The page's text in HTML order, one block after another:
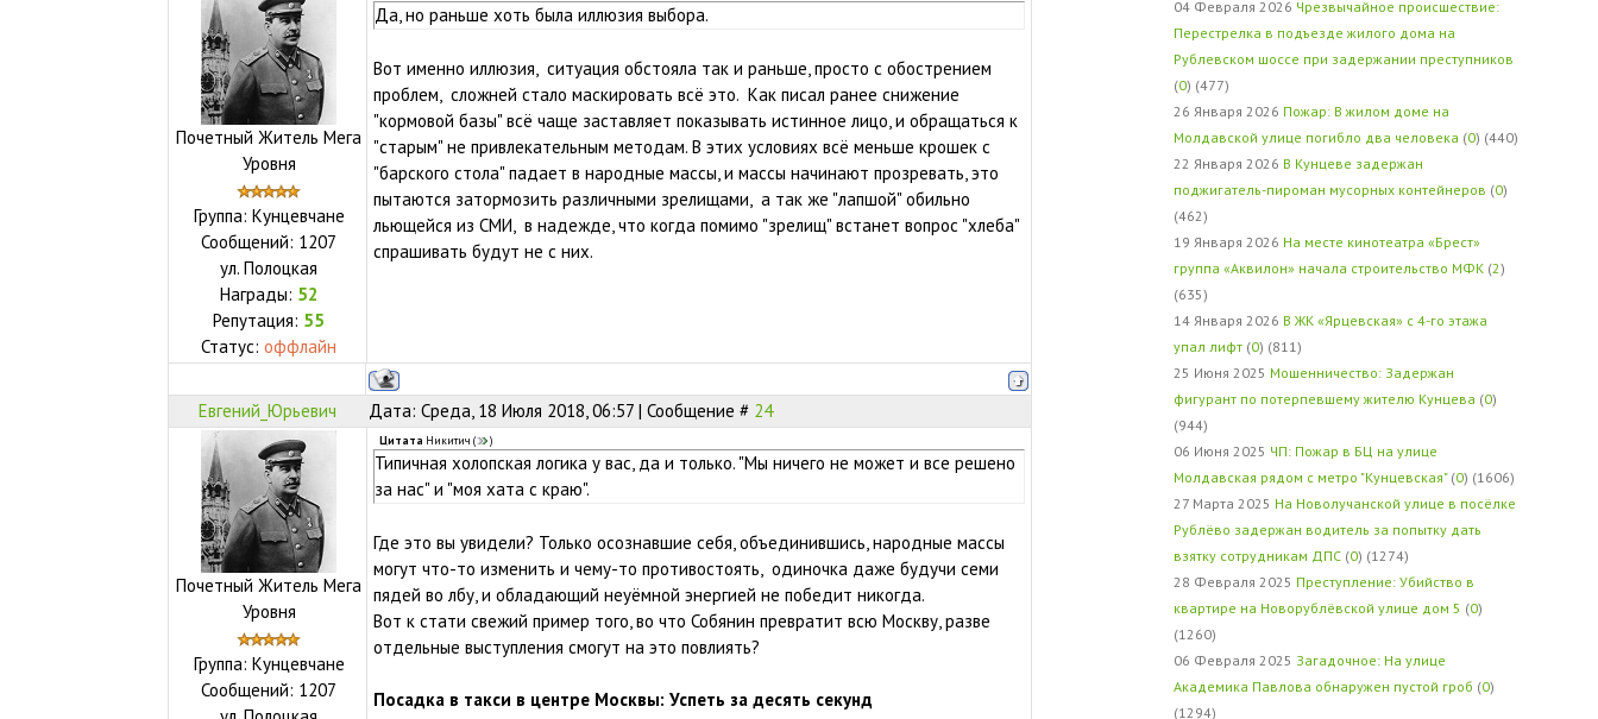
Почетный Житель Мега
Уровня
Группа: Кунцевчане
Сообщений: 1207
ул.Полоцкая
Награды: 52
Репутация: 55
Статус:оффлайн
Да, но раньше хоть была иллюзия выбора.
Вот именно иллюзия, ситуация обстояла так и раньше, просто с обострением
проблем, сложней стало маскировать всё это. Как писал ранее снижение
"кормовой базы" всё чаще заставляет показывать истинное лицо, и обращаться к
"старым" не привлекательным методам. В этих условиях всё меньше крошек с
"барского стола" падает в народные массы, и массы начинают прозревать, это
пытаются затормозить различными зрелищами, а так же "лапшой" обильно
льющейся из СМИ, в надежде, что когда помимо "зрелищ" встанет вопрос "хлеба"
спрашивать будут не с них.
Евгений_Юрьевич Дата: Среда, 18 Июля 2018, 06:57 | Сообщение # 24
Почетный Житель Мега
Уровня
Группа: Кунцевчане
Сообщений: 1207
Цитата Никитич ( )
Типичная холопская логика у вас, да и только. "Мы ничего не может и все решено
за нас" и "моя хата с краю".
Где это вы увидели? Только осознавшие себя, объединившись, народные массы
могут что-то изменить и чему-то противостоять, одиночка даже будучи семи
пядей во лбу, и обладающий неуёмной энергией не победит никогда.
Вот к стати свежий пример того, во что Собянин превратит всю Москву, разве
отдельные выступления смогут на это повлиять?
Посадка в такси в центре Москвы: Успеть за десять секунд
04 Февраля 2026 Чрезвычайное происшествие:
Перестрелка в подъезде жилого дома на
Рублевском шоссе при задержании преступников
(0) (477)
26 Января 2026 Пожар: В жилом доме на
Молдавской улице погибло два человека (0) (440)
22 Января 2026 В Кунцеве задержан
поджигатель-пироман мусорных контейнеров (0)
(462)
19 Января 2026 На месте кинотеатра «Брест»
группа «Аквилон» начала строительство МФК (2)
(635)
14 Января 2026 В ЖК «Ярцевская» с 4-го этажа
упал лифт (0) (811)
25 Июня 2025 Мошенничество: Задержан
фигурант по потерпевшему жителю Кунцева (0)
(944)
06 Июня 2025 ЧП: Пожар в БЦ на улице
Молдавская рядом с метро "Кунцевская" (0) (1606)
27 Марта 2025 На Новолучанской улице в посёлке
Рублёво задержан водитель за попытку дать
взятку сотрудникам ДПС (0) (1274)
28 Февраля 2025 Преступление: Убийство в
квартире на Новорублёвской улице дом 5 (0)
(1260)
06 Февраля 2025 Загадочное: На улице
Академика Павлова обнаружен пустой гроб (0)
(1294)